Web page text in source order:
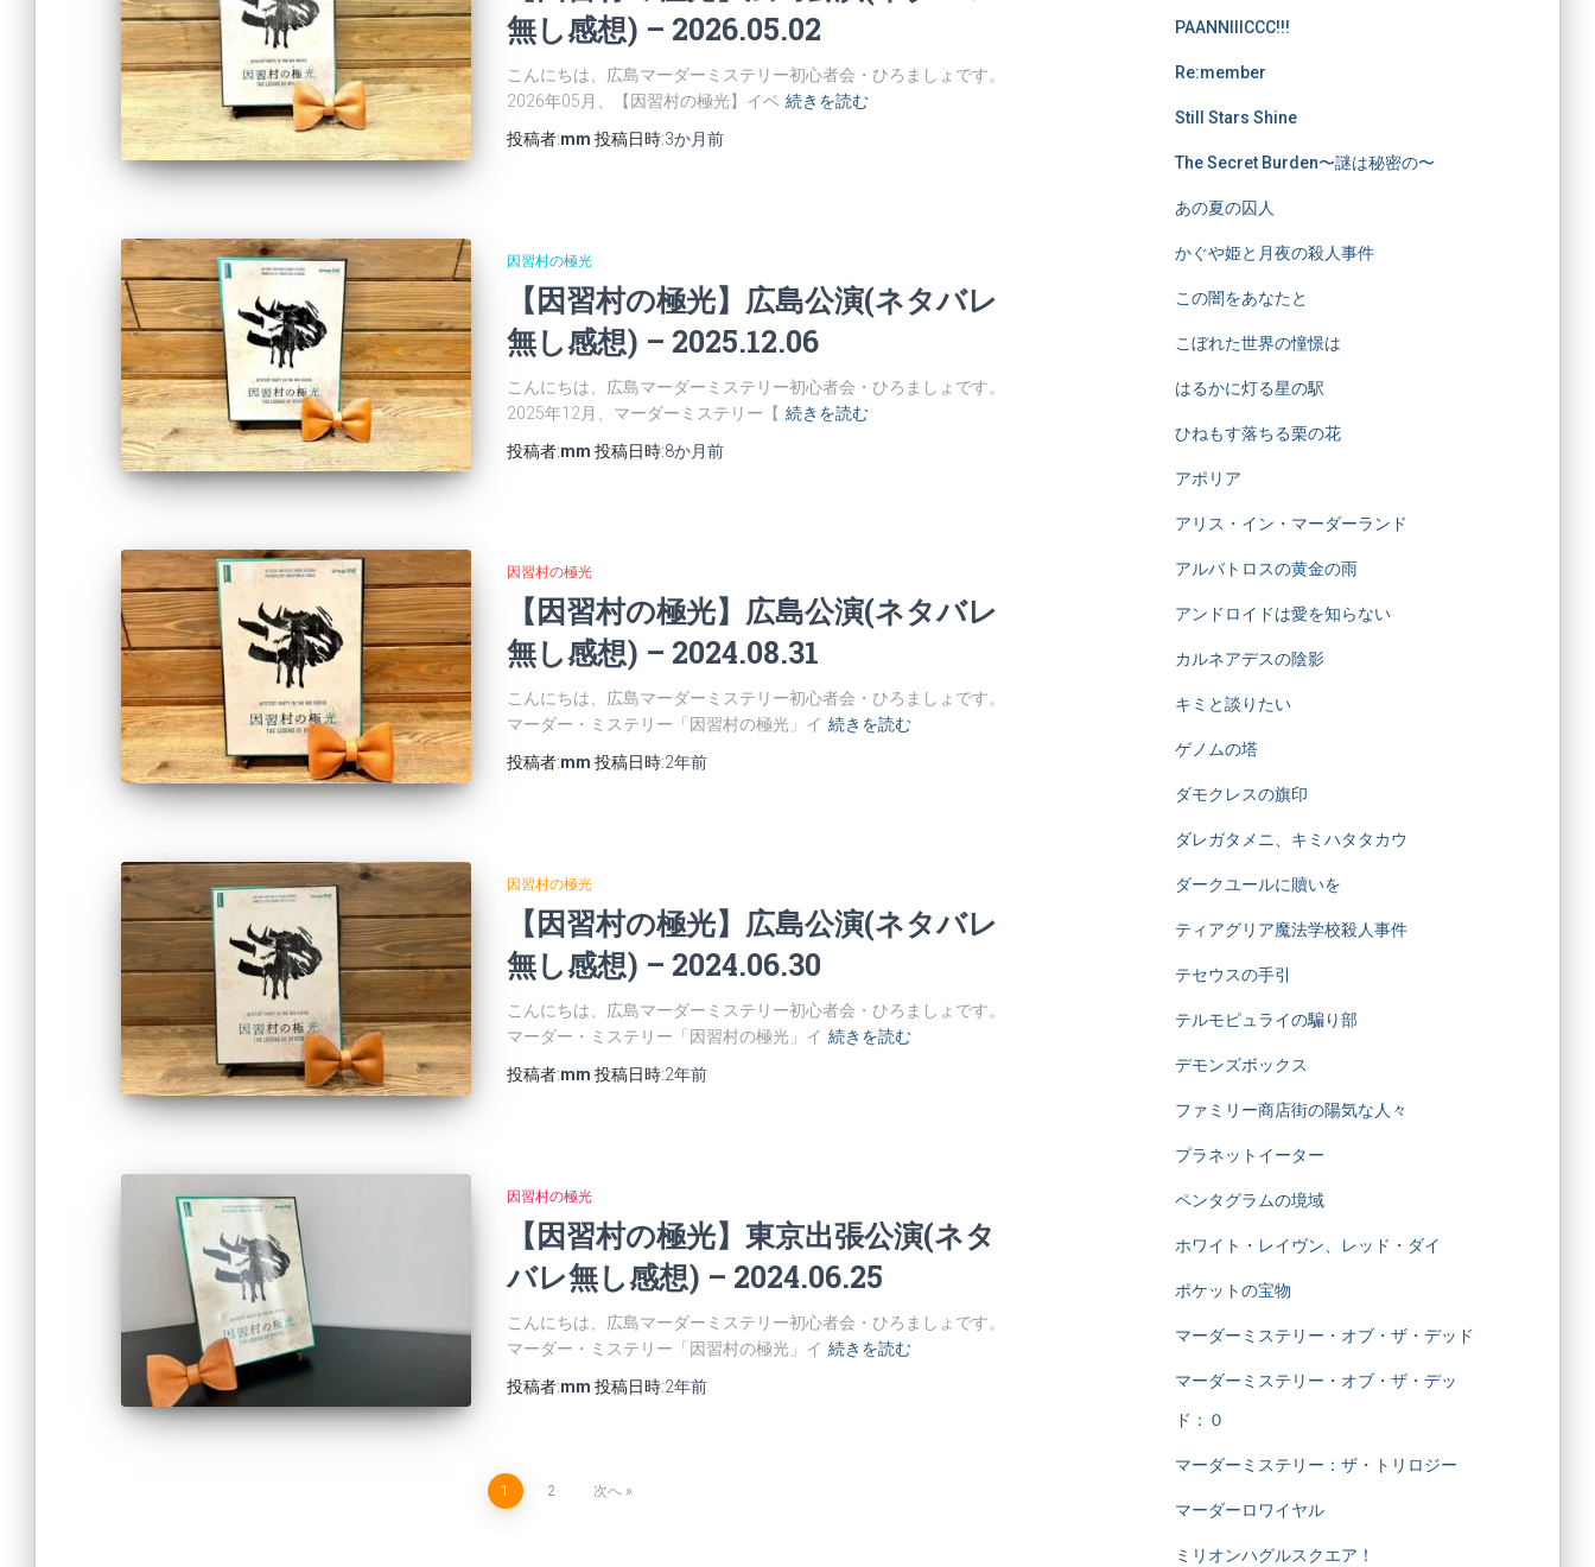
無し感想) – 2026.05.02
こんにちは、広島マーダーミステリー初心者会・ひろましょです。
2026年05月、【因習村の極光】イベ 続きを読む
投稿者:mm 投稿日時:3か月前
因習村の極光
【因習村の極光】広島公演(ネタバレ
無し感想) – 2025.12.06
こんにちは、広島マーダーミステリー初心者会・ひろましょです。
2025年12月、マーダーミステリー【 続きを読む
投稿者:mm 投稿日時:8か月前
因習村の極光
【因習村の極光】広島公演(ネタバレ
無し感想) – 2024.08.31
こんにちは、広島マーダーミステリー初心者会・ひろましょです。
マーダー・ミステリー「因習村の極光」イ 続きを読む
投稿者:mm 投稿日時:2年前
因習村の極光
【因習村の極光】広島公演(ネタバレ
無し感想) – 2024.06.30
こんにちは、広島マーダーミステリー初心者会・ひろましょです。
マーダー・ミステリー「因習村の極光」イ 続きを読む
投稿者:mm 投稿日時:2年前
因習村の極光
【因習村の極光】東京出張公演(ネタ
バレ無し感想) – 2024.06.25
こんにちは、広島マーダーミステリー初心者会・ひろましょです。
マーダー・ミステリー「因習村の極光」イ 続きを読む
投稿者:mm 投稿日時:2年前
1 2 次へ
PAANNIIICCC!!!
Re:member
Still Stars Shine
The Secret Burden〜謎は秘密の〜
あの夏の囚人
かぐや姫と月夜の殺人事件
この闇をあなたと
こぼれた世界の憧憬は
はるかに灯る星の駅
ひねもす落ちる栗の花
アポリア
アリス・イン・マーダーランド
アルバトロスの黄金の雨
アンドロイドは愛を知らない
カルネアデスの陰影
キミと談りたい
ゲノムの塔
ダモクレスの旗印
ダレガタメニ、キミハタタカウ
ダークユールに贖いを
ティアグリア魔法学校殺人事件
テセウスの手引
テルモピュライの騙り部
デモンズボックス
ファミリー商店街の陽気な人々
プラネットイーター
ペンタグラムの境域
ホワイト・レイヴン、レッド・ダイ
ポケットの宝物
マーダーミステリー・オブ・ザ・デッド
マーダーミステリー・オブ・ザ・デッ
ド：０
マーダーミステリー：ザ・トリロジー
マーダーロワイヤル
ミリオンハグルスクエア！